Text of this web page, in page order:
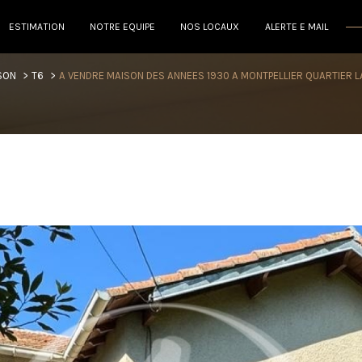
ESTIMATION NOTRE EQUIPE NOS LOCAUX ALERTE E MAIL
voir les0annonces
T6 A VENDRE MAISON DES ANNEES 1930 A MONTPELLIER QUARTIER